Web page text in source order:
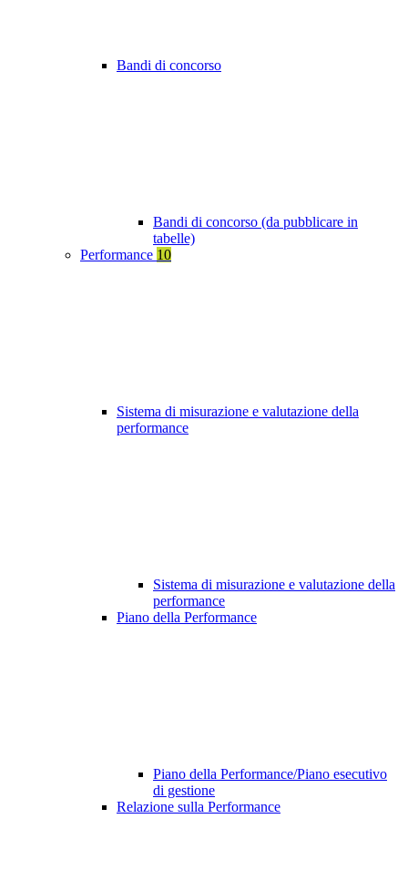
Bandi di concorso
Bandi di concorso (da pubblicare in
tabelle)
Performance 10
Sistema di misurazione e valutazione della
performance
Sistema di misurazione e valutazione della
performance
Piano della Performance
Piano della Performance/Piano esecutivo
di gestione
Relazione sulla Performance